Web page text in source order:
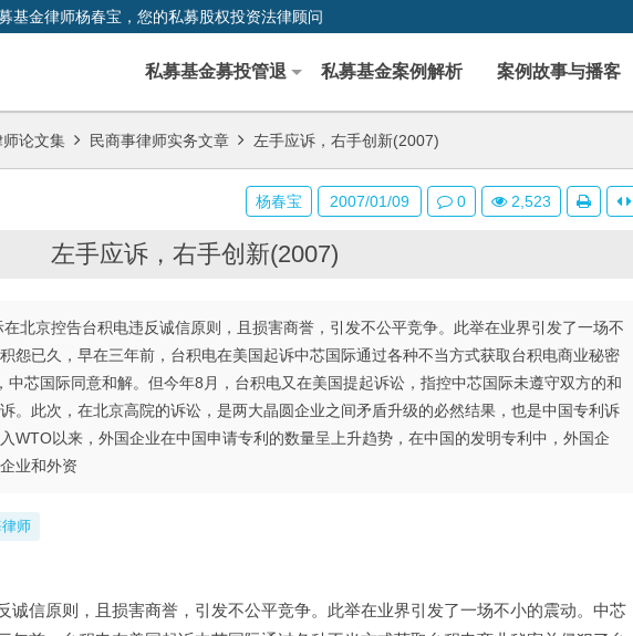
基金律师杨春宝，您的私募股权投资法律顾问
私募基金募投管退 私募基金案例解析 案例故事与播客
论文集 民商事律师实务文章 左手应诉，右手创新(2007)
左手应诉，右手创新(2007)
北京控告台积电违反诚信原则，且损害商誉，引发不公平竞争。此举在业界引发了一场不
怨已久，早在三年前，台积电在美国起诉中芯国际通过各种不当方式获取台积电商业秘密
中芯国际同意和解。但今年8月，台积电又在美国提起诉讼，指控中芯国际未遵守双方的和
。此次，在北京高院的诉讼，是两大晶圆企业之间矛盾升级的必然结果，也是中国专利诉
WTO以来，外国企业在中国申请专利的数量呈上升趋势，在中国的发明专利中，外国企
业和外资
师
诚信原则，且损害商誉，引发不公平竞争。此举在业界引发了一场不小的震动。中芯
杨春宝 2007/01/09 0 2,523